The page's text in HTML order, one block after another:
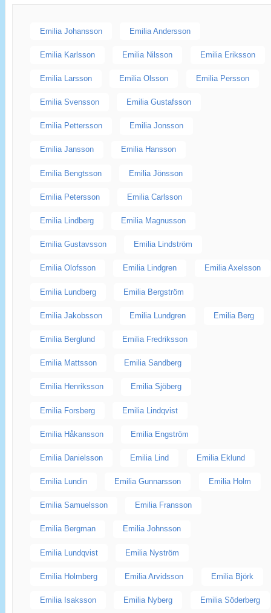
Emilia Johansson Emilia Andersson
Emilia Karlsson Emilia Nilsson Emilia Eriksson
Emilia Larsson Emilia Olsson Emilia Persson
Emilia Svensson Emilia Gustafsson
Emilia Pettersson Emilia Jonsson
Emilia Jansson Emilia Hansson
Emilia Bengtsson Emilia Jönsson
Emilia Petersson Emilia Carlsson
Emilia Lindberg Emilia Magnusson
Emilia Gustavsson Emilia Lindström
Emilia Olofsson Emilia Lindgren Emilia Axelsson
Emilia Lundberg Emilia Bergström
Emilia Jakobsson Emilia Lundgren Emilia Berg
Emilia Berglund Emilia Fredriksson
Emilia Mattsson Emilia Sandberg
Emilia Henriksson Emilia Sjöberg
Emilia Forsberg Emilia Lindqvist
Emilia Håkansson Emilia Engström
Emilia Danielsson Emilia Lind Emilia Eklund
Emilia Lundin Emilia Gunnarsson Emilia Holm
Emilia Samuelsson Emilia Fransson
Emilia Bergman Emilia Johnsson
Emilia Lundqvist Emilia Nyström
Emilia Holmberg Emilia Arvidsson Emilia Björk
Emilia Isaksson Emilia Nyberg Emilia Söderberg